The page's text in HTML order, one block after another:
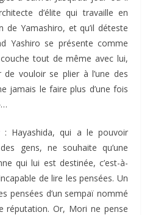
d’élite qui travaille en
de Yamashiro, et qu’il déteste
Yashiro se présente comme
tout de même avec lui,
de vouloir se plier à l’une des
jamais le faire plus d’une fois
: Hayashida, qui a le pouvoir
gens, ne souhaite qu’une
qui lui est destinée, c’est-à-
de lire les pensées. Un
pensées d’un sempaï nommé
réputation. Or, Mori ne pense